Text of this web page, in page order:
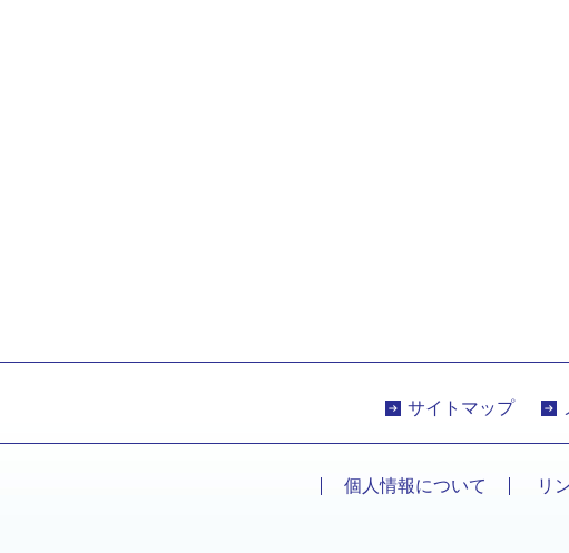
サイトマップ
個人情報について リ